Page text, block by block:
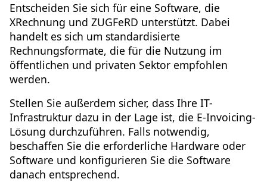
Entscheiden Sie sich für eine Software, die
XRechnung und ZUGFeRD unterstützt. Dabei
handelt es sich um standardisierte
Rechnungsformate, die für die Nutzung im
öffentlichen und privaten Sektor empfohlen
werden.
Stellen Sie außerdem sicher, dass Ihre IT-
Infrastruktur dazu in der Lage ist, die E-Invoicing-
Lösung durchzuführen. Falls notwendig,
beschaffen Sie die erforderliche Hardware oder
Software und konfigurieren Sie die Software
danach entsprechend.